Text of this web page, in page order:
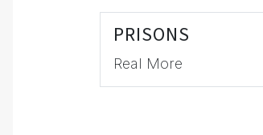
PRISONS
Real More